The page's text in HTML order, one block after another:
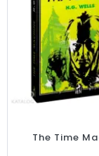
The Time